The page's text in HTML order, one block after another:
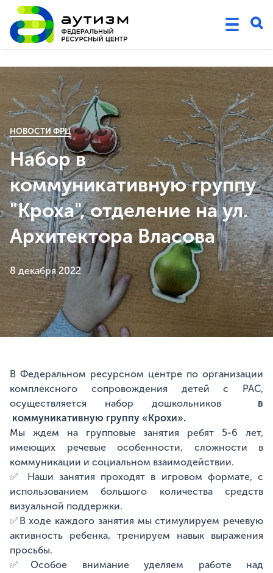
НОВОСТИ ФРЦ
Набор в
коммуникативную группу
"Кроха", отделение на ул.
Архитектора Власова
8 декабря 2022
В Федеральном ресурсном центре по организации
комплексного сопровождения детей с РАС,
осуществляется набор дошкольников
в
коммуникативную группу «Крохи».
Мы ждем на групповые занятия ребят 5-6 лет,
имеющих речевые особенности, сложности в
коммуникации и социальном взаимодействии.
✅ Наши занятия проходят в игровом формате, с
использованием большого количества средств
визуальной поддержки.
✅В ходе каждого занятия мы стимулируем речевую
активность ребенка, тренируем навык выражения
просьбы.
✅Особое внимание уделяем работе над